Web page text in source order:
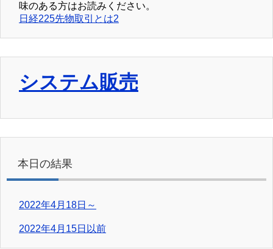
味のある方はお読みください。
日経225先物取引とは2
システム販売
本日の結果
2022年4月18日～
2022年4月15日以前